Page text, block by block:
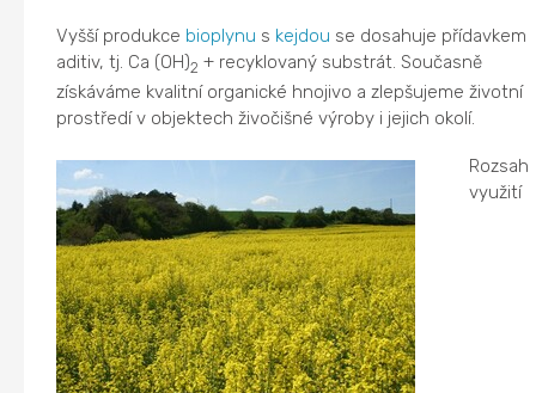
Vyšší produkce bioplynu s kejdou se dosahuje přídavkem
aditiv, tj. Ca (OH)2 + recyklovaný substrát. Současně
získáváme kvalitní organické hnojivo a zlepšujeme životní
prostředí v objektech živočišné výroby i jejich okolí.
Rozsah
využití